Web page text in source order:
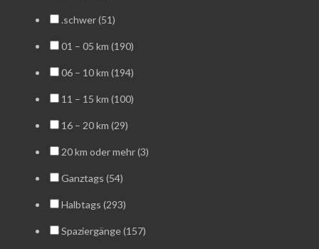
.schwer (51)
01 – 05 km (190)
06 – 10 km (194)
11 – 15 km (100)
16 – 20 km (29)
20 km oder mehr (3)
Ganztags (54)
Halbtags (293)
Spaziergänge (157)